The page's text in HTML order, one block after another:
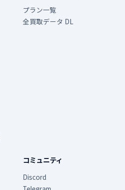
プラン一覧
全買取データ DL
コミュニティ
Discord